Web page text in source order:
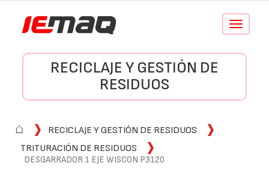
Conmutar
RECICLAJE Y GESTIÓN DE
RESIDUOS
⌂
RECICLAJE Y GESTIÓN DE RESIDUOS
TRITURACIÓN DE RESIDUOS
DESGARRADOR 1 EJE WISCON P3120